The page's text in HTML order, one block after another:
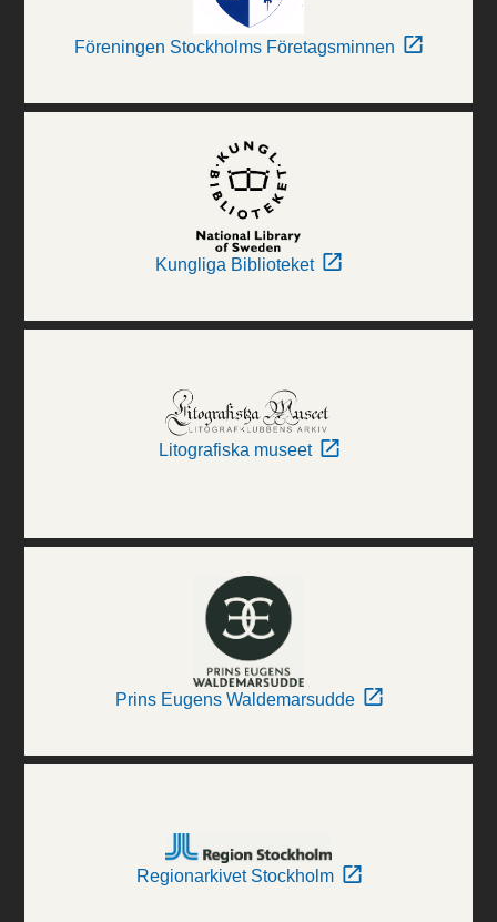
Föreningen Stockholms Företagsminnen
Kungliga Biblioteket
Litografiska museet
Prins Eugens Waldemarsudde
Regionarkivet Stockholm